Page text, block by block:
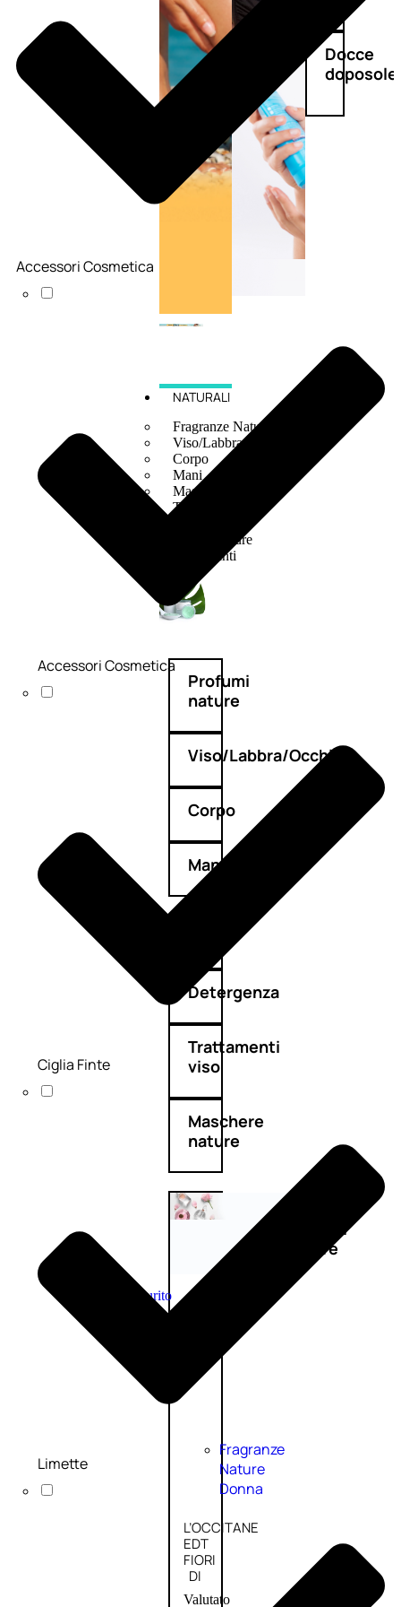
Doposole
Docce
doposole
NATURALI
Fragranze Nature
Viso/Labbra/Occhi Nature
Corpo
Mani
Maschera Nature
Trattamenti Viso
Bagno Nature
Deodoranti
Profumi
nature
Viso/Labbra/Occhi
Corpo
Mani
Detergenza
Trattamenti
viso
Maschere
nature
profumi
nature
Esaurito
Fragranze
Nature
Donna
L’OCCITANE
EDT
FIORI
DI
Valutato
Accessori Cosmetica
Accessori Cosmetica
Ciglia Finte
Limette